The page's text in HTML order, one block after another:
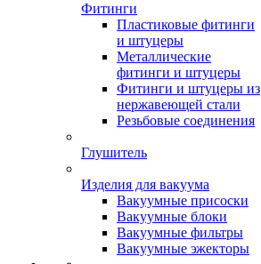
Фитинги
Пластиковые фитинги
и штуцеры
Металлические
фитинги и штуцеры
Фитинги и штуцеры из
нержавеющей стали
Резьбовые соединения
Глушитель
Изделия для вакуума
Вакуумные присоски
Вакуумные блоки
Вакуумные фильтры
Вакуумные эжекторы